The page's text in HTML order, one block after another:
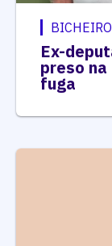
BICHEIRO
Ex-
preso na
fuga